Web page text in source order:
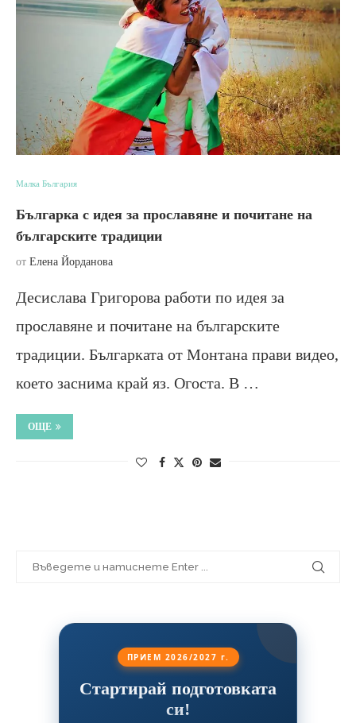
Малка България
Българка с идея за прославяне и почитане на
българските традиции
от Елена Йорданова
Десислава Григорова работи по идея за
прославяне и почитане на българските
традиции. Българката от Монтана прави видео,
което заснима край яз. Огоста. В …
ОЩЕ
ПРИЕМ 2026/2027 г.
Стартирай подготовката
си!